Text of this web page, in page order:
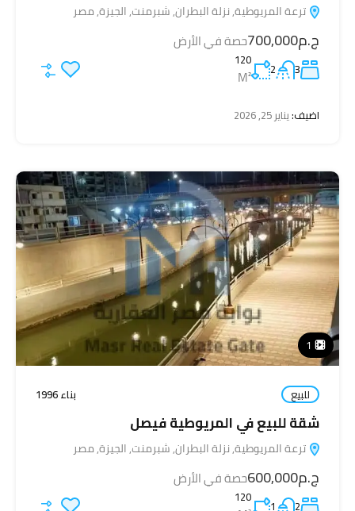
ترعة المريوطية, نزلة البطران, شبرمنت, الجيزة, مصر
ج.م700,000 حصة في الأرض
3
2
120
M²
اضيف:يناير 25, 2026
1
للبيع بناء 1996
شقة للبيع في المريوطية فيصل
ترعة المريوطية, نزلة البطران, شبرمنت, الجيزة, مصر
ج.م600,000 حصة في الأرض
2
1
120